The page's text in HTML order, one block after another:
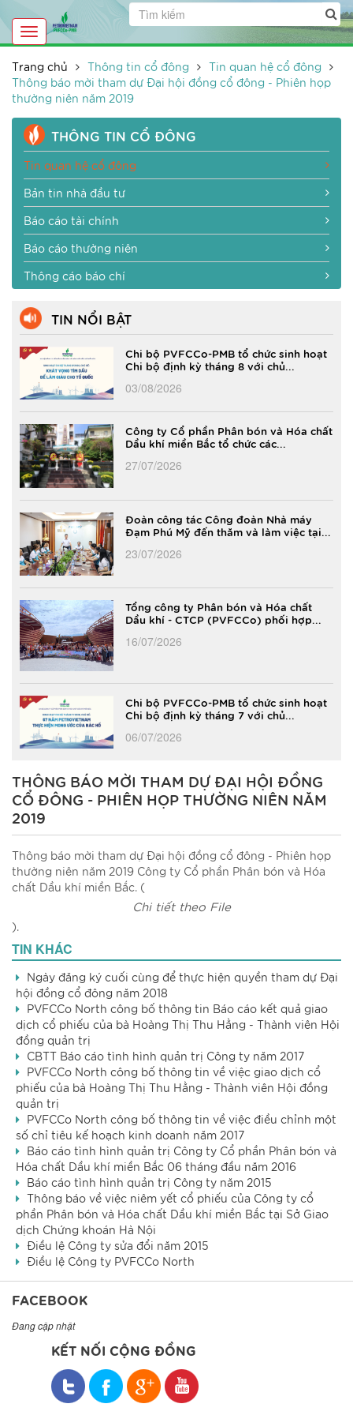
Toggle
navigation
Trang chủ
Thông tin cổ đông
Tin quan hệ cổ đông
Thông báo mời tham dự Đại hội đồng cổ đông - Phiên họp
thường niên năm 2019
THÔNG TIN CỔ ĐÔNG
Tin quan hệ cổ đông
Bản tin nhà đầu tư
Báo cáo tài chính
Báo cáo thường niên
Thông cáo báo chí
TIN NỔI BẬT
Chi bộ PVFCCo-PMB tổ chức sinh hoạt
Chi bộ định kỳ tháng 8 với chủ...
03/08/2026
Công ty Cổ phần Phân bón và Hóa chất
Dầu khí miền Bắc tổ chức các...
27/07/2026
Đoàn công tác Công đoàn Nhà máy
Đạm Phú Mỹ đến thăm và làm việc tại...
23/07/2026
Tổng công ty Phân bón và Hóa chất
Dầu khí - CTCP (PVFCCo) phối hợp...
16/07/2026
Chi bộ PVFCCo-PMB tổ chức sinh hoạt
Chi bộ định kỳ tháng 7 với chủ...
06/07/2026
THÔNG BÁO MỜI THAM DỰ ĐẠI HỘI ĐỒNG
CỔ ĐÔNG - PHIÊN HỌP THƯỜNG NIÊN NĂM
2019
Thông báo mời tham dự Đại hội đồng cổ đông - Phiên họp
thường niên năm 2019 Công ty Cổ phần Phân bón và Hóa
chất Dầu khí miền Bắc. (
Chi tiết theo File
).
TIN KHÁC
Ngày đăng ký cuối cùng để thực hiện quyền tham dự Đại
hội đồng cổ đông năm 2018
PVFCCo North công bố thông tin Báo cáo kết quả giao
dịch cổ phiếu của bà Hoàng Thị Thu Hằng - Thành viên Hội
đồng quản trị
CBTT Báo cáo tình hình quản trị Công ty năm 2017
PVFCCo North công bố thông tin về việc giao dịch cổ
phiếu của bà Hoàng Thị Thu Hằng - Thành viên Hội đồng
quản trị
PVFCCo North công bố thông tin về việc điều chỉnh một
số chỉ tiêu kế hoạch kinh doanh năm 2017
Báo cáo tình hình quản trị Công ty Cổ phần Phân bón và
Hóa chất Dầu khí miền Bắc 06 tháng đầu năm 2016
Báo cáo tình hình quản trị Công ty năm 2015
Thông báo về việc niêm yết cổ phiếu của Công ty cổ
phần Phân bón và Hóa chất Dầu khí miền Bắc tại Sở Giao
dịch Chứng khoán Hà Nội
Điều lệ Công ty sửa đổi năm 2015
Điều lệ Công ty PVFCCo North
FACEBOOK
Đang cập nhật
KẾT NỐI CỘNG ĐỒNG